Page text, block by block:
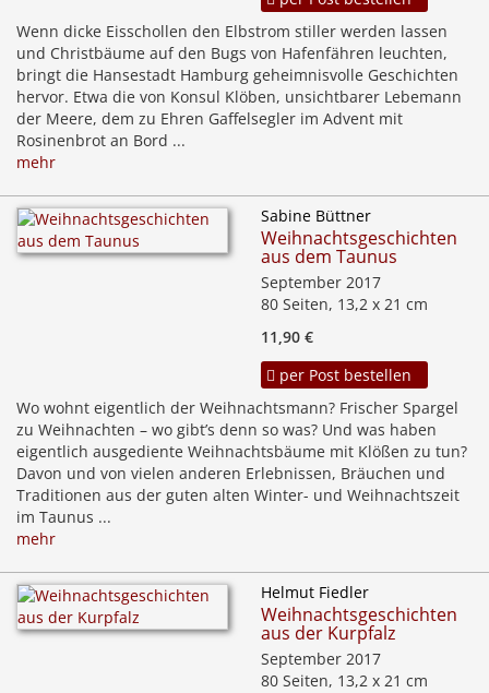
Wenn dicke Eisschollen den Elbstrom stiller werden lassen
und Christbäume auf den Bugs von Hafenfähren leuchten,
bringt die Hansestadt Hamburg geheimnisvolle Geschichten
hervor. Etwa die von Konsul Klöben, unsichtbarer Lebemann
der Meere, dem zu Ehren Gaffelsegler im Advent mit
Rosinenbrot an Bord ...
mehr
Sabine Büttner
Weihnachtsgeschichten
aus dem Taunus
September 2017
80 Seiten, 13,2 x 21 cm
11,90 €
per Post bestellen
Wo wohnt eigentlich der Weihnachtsmann? Frischer Spargel
zu Weihnachten – wo gibt’s denn so was? Und was haben
eigentlich ausgediente Weihnachtsbäume mit Klößen zu tun?
Davon und von vielen anderen Erlebnissen, Bräuchen und
Traditionen aus der guten alten Winter- und Weihnachtszeit
im Taunus ...
mehr
Helmut Fiedler
Weihnachtsgeschichten
aus der Kurpfalz
September 2017
80 Seiten, 13,2 x 21 cm